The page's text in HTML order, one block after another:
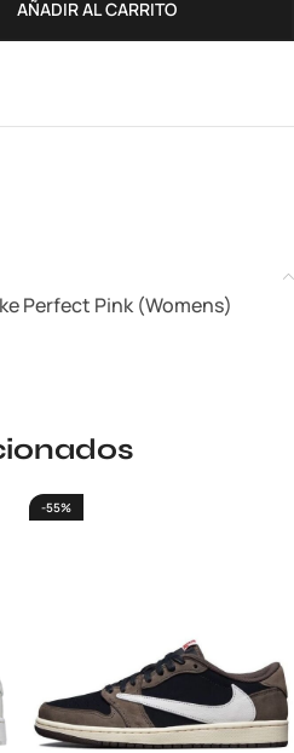
AÑADIR AL CARRITO
Perfect Pink (Womens)
-55%